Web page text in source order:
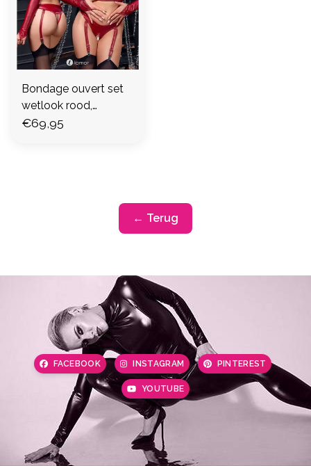
Bondage ouvert set
wetlook rood,
CC2221659
€69,95
← Terug
FACEBOOK INSTAGRAM PINTEREST
YOUTUBE